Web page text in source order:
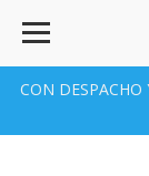
CON DESPACHO